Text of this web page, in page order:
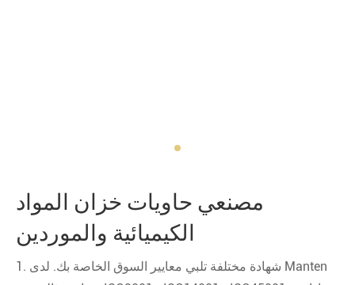
مصنعي حاويات خزان المواد
الكيميائية والموردين
1. شهادة مختلفة تلبي معايير السوق الخاصة بك. لدى Manten